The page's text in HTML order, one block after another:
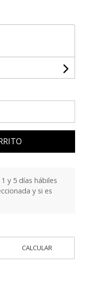
y 5 días hábiles
y si es
CALCULAR